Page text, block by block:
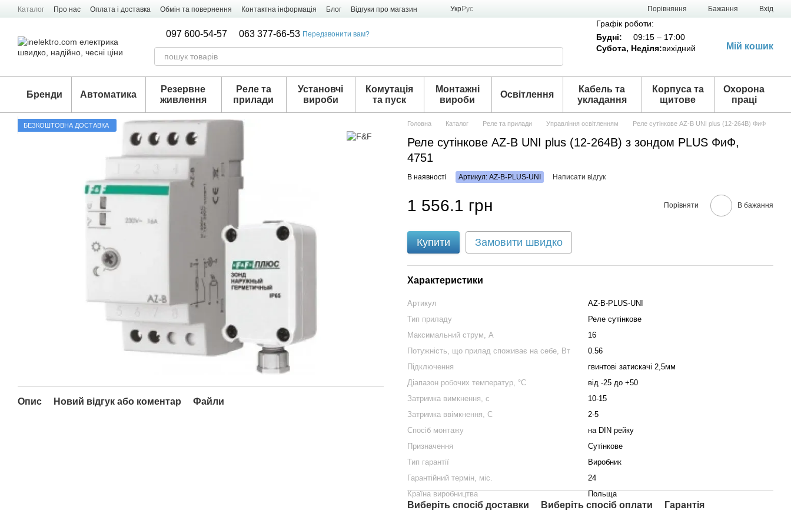
Перейти к основному контенту
Каталог Про нас Оплата і доставка Обмін та повернення Контактна інформація Блог Відгуки про магазин УкрРус Порівняння Бажання Вхід
097 600-54-57 063 377-66-53 Передзвонити вам?
Графік роботи:
Будні:
09:15 – 17:00
Субота, Неділя:вихідний Мій кошик
Бренди Автоматика
Резервне
живлення
Реле та
прилади
Установчі
вироби
Комутація
та пуск
Монтажні
вироби
Освітлення
Кабель та
укладання
Корпуса та
щитове
Охорона
праці
БЕЗКОШТОВНА ДОСТАВКА
Опис Новий відгук або коментар Файли
Головна Каталог Реле та прилади Управління освітленням Реле сутінкове AZ-B UNI plus (12-264В) ФиФ
Реле сутінкове AZ-B UNI plus (12-264В) з зондом PLUS ФиФ,
4751
В наявності Артикул: AZ-B-PLUS-UNI Написати відгук
1 556.1 грн Порівняти В бажання
Купити Замовити швидко
Характеристики
Артикул
AZ-B-PLUS-UNI
Тип приладу
Реле сутінкове
Максимальний струм, А
16
Потужність, що прилад споживає на себе, Вт
0.56
Підключення
гвинтові затискачі 2,5мм
Діапазон робочих температур, °С
від -25 до +50
Затримка вимкнення, с
10-15
Затримка ввімкнення, С
2-5
Спосіб монтажу
на DIN рейку
Призначення
Сутінкове
Тип гарантії
Виробник
Гарантійний термін, міс.
24
Країна виробництва
Польща
Виберіть спосіб доставки Виберіть спосіб оплати Гарантія